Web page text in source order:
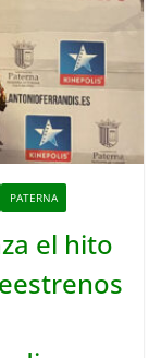
PATERNA
el hito